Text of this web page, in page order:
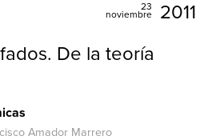
23
noviembre
2011
De la teoría
Amador Marrero